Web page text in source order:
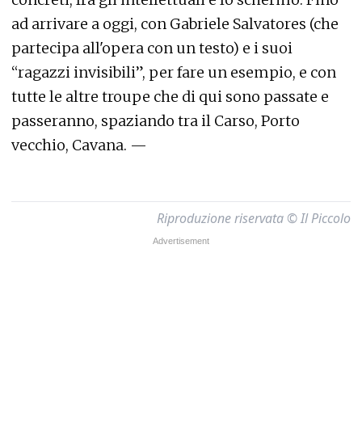
ad arrivare a oggi, con Gabriele Salvatores (che
partecipa all'opera con un testo) e i suoi
“ragazzi invisibili”, per fare un esempio, e con
tutte le altre troupe che di qui sono passate e
passeranno, spaziando tra il Carso, Porto
vecchio, Cavana. —
Riproduzione riservata © Il Piccolo